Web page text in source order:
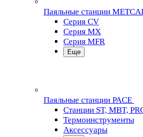
Паяльные станции
Серия CV
Серия MX
Серия MFR
Еще
Паяльные станции PACE
Станции ST, MBT,
Термоинструменты
Аксессуары